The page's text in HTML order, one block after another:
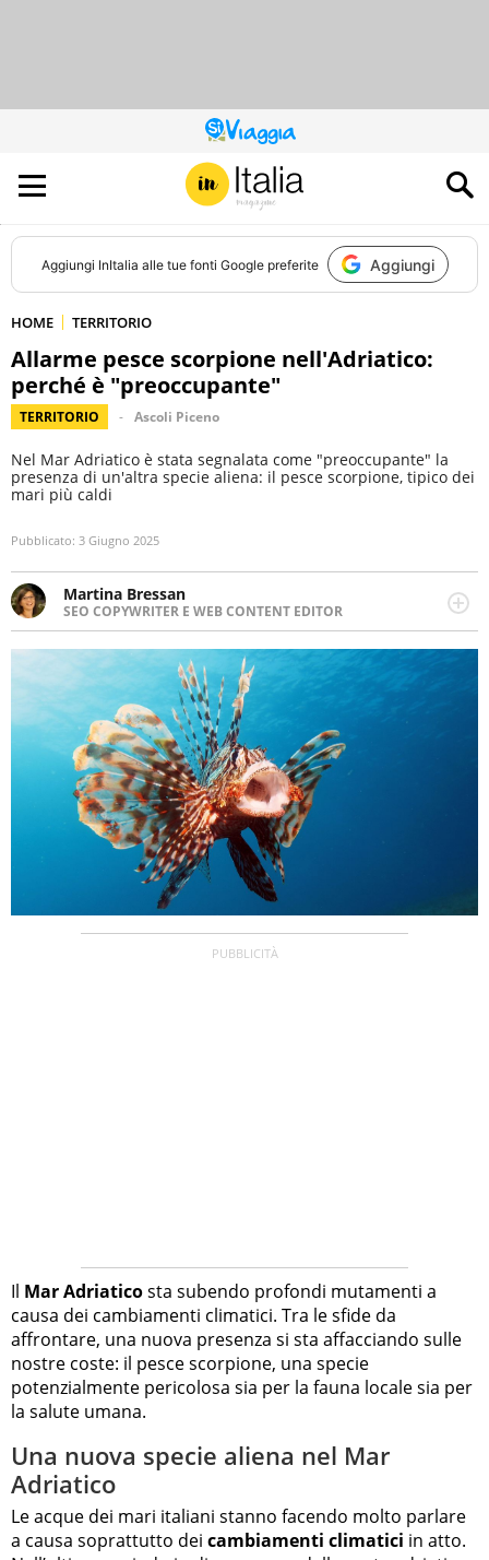
QUESTO
SITO
CONTRIBUISCE
ALL’AUDIENCE
DI
Aggiungi InItalia alle tue fonti Google preferite Aggiungi
HOME TERRITORIO
Allarme pesce scorpione nell'Adriatico:
perché è "preoccupante"
TERRITORIO Ascoli Piceno
Nel Mar Adriatico è stata segnalata come "preoccupante" la
presenza di un'altra specie aliena: il pesce scorpione, tipico dei
mari più caldi
Pubblicato: 3 Giugno 2025
Martina Bressan
SEO COPYWRITER E WEB CONTENT EDITOR
Appassionata di viaggi, di trail running e di yoga, ama
scoprire nuovi posti e nuove culture. Curiosa,
determinata e intraprendente adora leggere ma
soprattutto scrivere.
Il Mar Adriaticosta subendo profondi mutamenti a
causa dei cambiamenti climatici. Tra le sfide da
affrontare, una nuova presenza si sta affacciando sulle
nostre coste: il pesce scorpione, una specie
potenzialmente pericolosa sia per la fauna locale sia per
la salute umana.
Una nuova specie aliena nel Mar
Adriatico
Le acque dei mari italiani stanno facendo molto parlare
a causa soprattutto dei cambiamenti climatici in atto.